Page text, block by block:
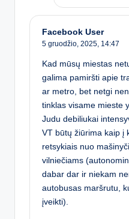
Facebook User
5 gruodžio, 2025, 14:47
Kad mūsų miestas
galima pamiršti apie
ar metro, bet netgi
tinklas visame mieste
Judu debiliukai
VT būtų žiūrima kaip į
retsykiais nuo
vilniečiams
dabar dar ir niekam
autobusas maršrutu,
įveikti).